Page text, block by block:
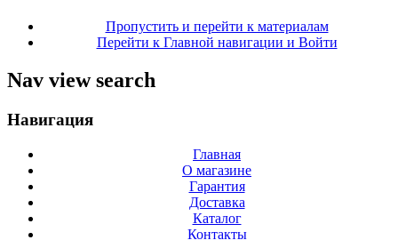
Пропустить и перейти к материалам
Перейти к Главной навигации и Войти
Nav view search
Навигация
Главная
О магазине
Гарантия
Доставка
Каталог
Контакты